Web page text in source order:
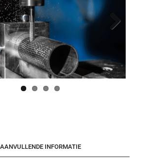
AANVULLENDE INFORMATIE